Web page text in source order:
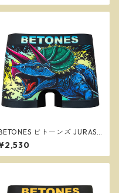
料無料※
ビトーンズ JURASS
BLUE メンズ フリーサイ
ズ ボクサーパンツ ※ネコポス
送料無料※